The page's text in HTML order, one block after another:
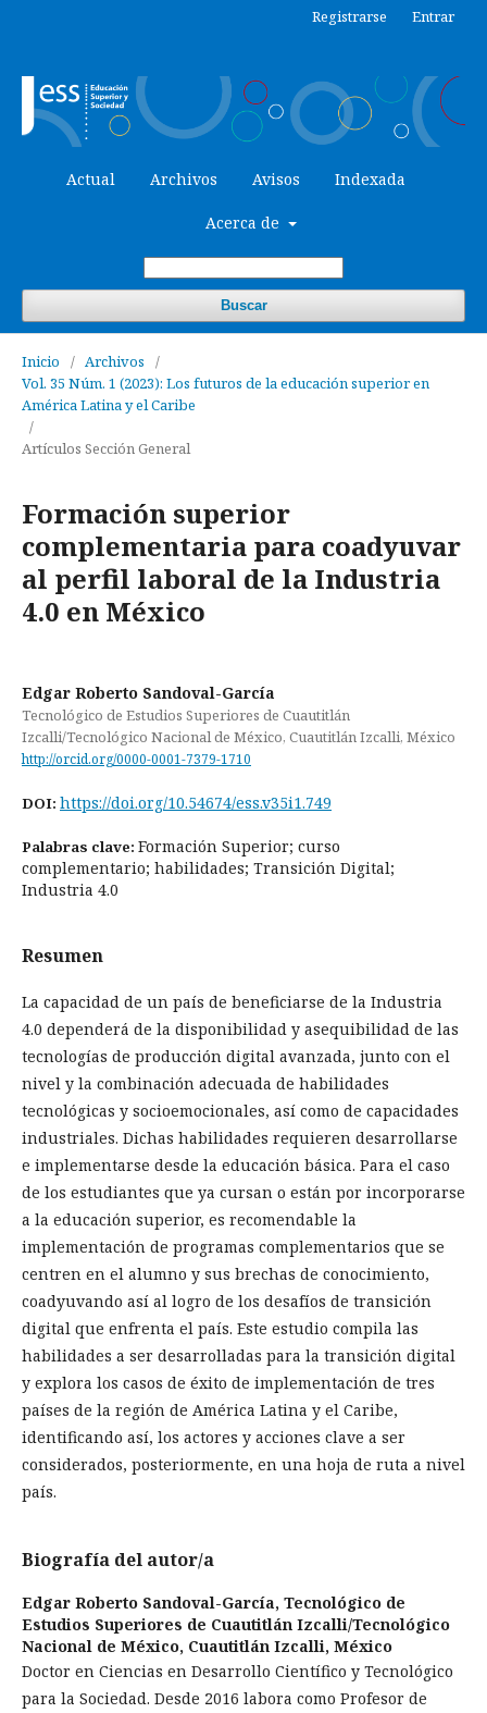
Actual Archivos Avisos Indexada
Acerca de
Buscar
Registrarse Entrar
Inicio / Archivos
/
Vol. 35 Núm. 1 (2023): Los futuros de la educación superior en
América Latina y el Caribe
/
Artículos Sección General
Formación superior
complementaria para coadyuvar
al perfil laboral de la Industria
4.0 en México
Edgar Roberto Sandoval-García
Tecnológico de Estudios Superiores de Cuautitlán
Izcalli/Tecnológico Nacional de México, Cuautitlán Izcalli, México
http://orcid.org/0000-0001-7379-1710
DOI: https://doi.org/10.54674/ess.v35i1.749
Palabras clave: Formación Superior; curso
complementario; habilidades; Transición Digital;
Industria 4.0
Resumen
La capacidad de un país de beneficiarse de la Industria
4.0 dependerá de la disponibilidad y asequibilidad de las
tecnologías de producción digital avanzada, junto con el
nivel y la combinación adecuada de habilidades
tecnológicas y socioemocionales, así como de capacidades
industriales. Dichas habilidades requieren desarrollarse
e implementarse desde la educación básica. Para el caso
de los estudiantes que ya cursan o están por incorporarse
a la educación superior, es recomendable la
implementación de programas complementarios que se
centren en el alumno y sus brechas de conocimiento,
coadyuvando así al logro de los desafíos de transición
digital que enfrenta el país. Este estudio compila las
habilidades a ser desarrolladas para la transición digital
y explora los casos de éxito de implementación de tres
países de la región de América Latina y el Caribe,
identificando así, los actores y acciones clave a ser
considerados, posteriormente, en una hoja de ruta a nivel
país.
Biografía del autor/a
Edgar Roberto Sandoval-García, Tecnológico de
Estudios Superiores de Cuautitlán Izcalli/Tecnológico
Nacional de México, Cuautitlán Izcalli, México
Doctor en Ciencias en Desarrollo Científico y Tecnológico
para la Sociedad. Desde 2016 labora como Profesor de